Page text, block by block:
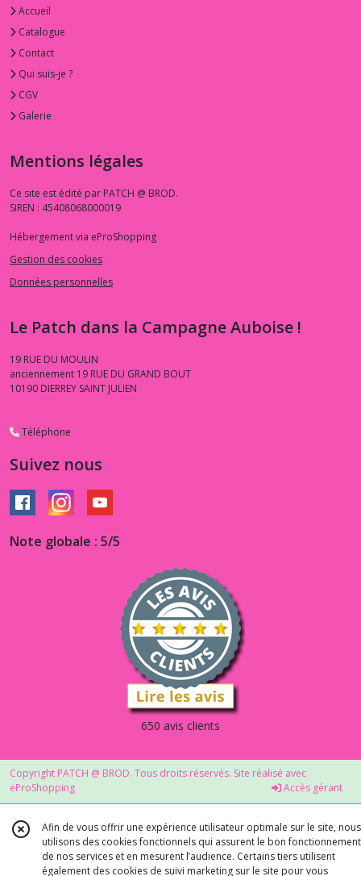
Accueil
Catalogue
Contact
Qui suis-je ?
CGV
Galerie
Mentions légales
Ce site est édité par PATCH @ BROD.
SIREN : 45408068000019
Hébergement via eProShopping
Gestion des cookies
Données personnelles
Le Patch dans la Campagne Auboise !
19 RUE DU MOULIN
anciennement 19 RUE DU GRAND BOUT
10190 DIERREY SAINT JULIEN
Téléphone
Suivez nous
Note globale : 5/5
650 avis clients
Copyright PATCH @ BROD. Tous droits réservés. Site réalisé avec
eProShopping
Accès gérant
Afin de vous offrir une expérience utilisateur optimale sur le site, nous
utilisons des cookies fonctionnels qui assurent le bon fonctionnement
de nos services et en mesurent l’audience. Certains tiers utilisent
également des cookies de suivi marketing sur le site pour vous